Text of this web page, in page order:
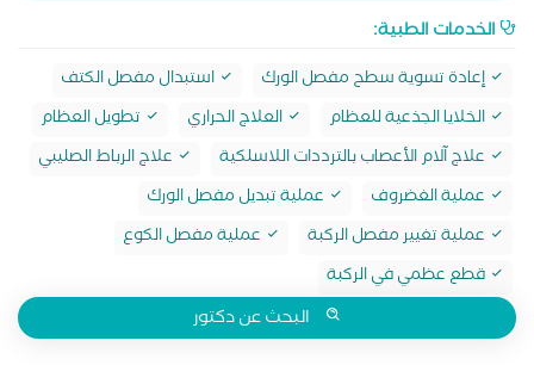
الخدمات الطبية:
إعادة تسوية سطح مفصل الورك
استبدال مفصل الكتف
الخلايا الجذعية للعظام
العلاج الحراري
تطويل العظام
علاج آلام الأعصاب بالترددات اللاسلكية
علاج الرباط الصليبي
عملية الغضروف
عملية تبديل مفصل الورك
عملية تغيير مفصل الركبة
عملية مفصل الكوع
قطع عظمي في الركبة
البحث عن دكتور